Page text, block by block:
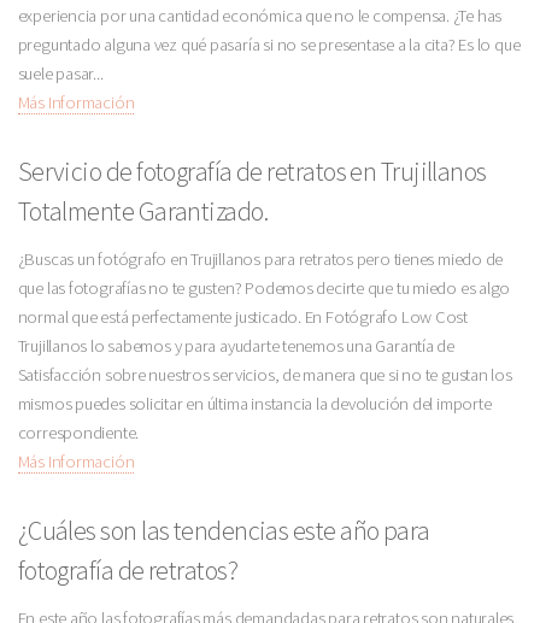
experiencia por una cantidad económica que no le compensa. ¿Te has
preguntado alguna vez qué pasaría si no se presentase a la cita? Es lo que
suele pasar...
Más Información
Servicio de fotografía de retratos en Trujillanos
Totalmente Garantizado.
¿Buscas un fotógrafo en Trujillanos para retratos pero tienes miedo de
que las fotografías no te gusten? Podemos decirte que tu miedo es algo
normal que está perfectamente justicado. En Fotógrafo Low Cost
Trujillanos lo sabemos y para ayudarte tenemos una Garantía de
Satisfacción sobre nuestros servicios, de manera que si no te gustan los
mismos puedes solicitar en última instancia la devolución del importe
correspondiente.
Más Información
¿Cuáles son las tendencias este año para
fotografía de retratos?
En este año las fotografías más demandadas para retratos son naturales,